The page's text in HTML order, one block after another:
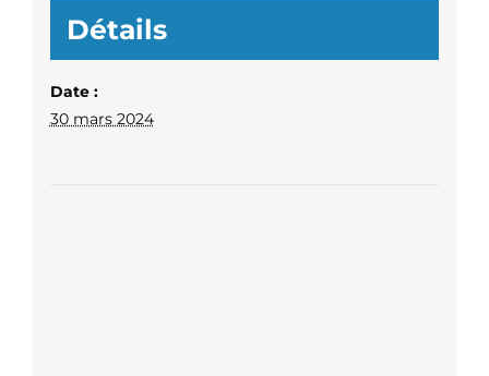
Détails
Date :
30 mars 2024